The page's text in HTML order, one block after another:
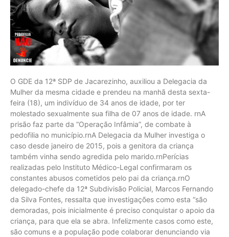
O GDE da 12ª SDP de Jacarezinho, auxiliou a Delegacia da
Mulher da mesma cidade e prendeu na manhã desta sexta-
feira (18), um indivíduo de 34 anos de idade, por ter
molestado sexualmente sua filha de 07 anos de idade. rnA
prisão faz parte da “Operação Infâmia”, de combate à
pedofilia no município.rnA Delegacia da Mulher investiga o
caso desde janeiro de 2015, pois a genitora da criança
também vinha sendo agredida pelo marido.rnPerícias
realizadas pelo Instituto Médico-Legal confirmaram os
constantes abusos cometidos pelo pai da criança.rnO
delegado-chefe da 12ª Subdivisão Policial, Marcos Fernando
da Silva Fontes, ressalta que investigações como esta “são
demoradas, pois inicialmente é preciso conquistar o apoio da
criança, para que ela se abra. Infelizmente casos como este,
são comuns e a população pode colaborar denunciando via